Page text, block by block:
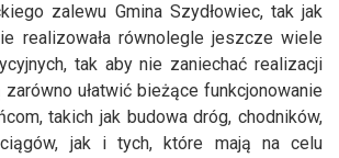
zalewu Gmina Szydłowiec, tak jak
realizowała równolegle jeszcze wiele
tak aby nie zaniechać realizacji
ułatwić bieżące funkcjonowanie
takich jak budowa dróg, chodników,
jak i tych, które mają na celu